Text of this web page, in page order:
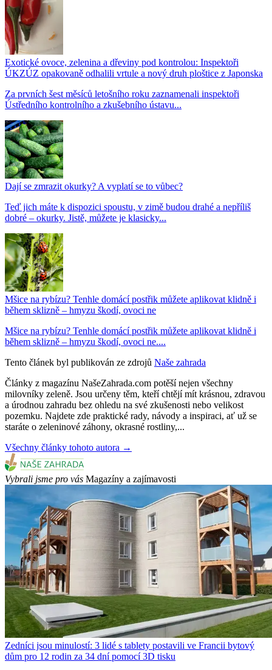
Exotické ovoce, zelenina a dřeviny pod kontrolou: Inspektoři
ÚKZÚZ opakovaně odhalili vrtule a nový druh ploštice z Japonska
Za prvních šest měsíců letošního roku zaznamenali inspektoři
Ústředního kontrolního a zkušebního ústavu...
Dají se zmrazit okurky? A vyplatí se to vůbec?
Teď jich máte k dispozici spoustu, v zimě budou drahé a nepříliš
dobré – okurky. Jistě, můžete je klasicky...
Mšice na rybízu? Tenhle domácí postřik můžete aplikovat klidně i
během sklizně – hmyzu škodí, ovoci ne
Mšice na rybízu? Tenhle domácí postřik můžete aplikovat klidně i
během sklizně – hmyzu škodí, ovoci ne....
Tento článek byl publikován ze zdrojů Naše zahrada
Články z magazínu NašeZahrada.com potěší nejen všechny
milovníky zeleně. Jsou určeny těm, kteří chtějí mít krásnou, zdravou
a úrodnou zahradu bez ohledu na své zkušenosti nebo velikost
pozemku. Najdete zde praktické rady, návody a inspiraci, ať už se
staráte o zeleninové záhony, okrasné rostliny,...
Všechny články tohoto autora →
Vybrali jsme pro vás Magazíny a zajímavosti
Zedníci jsou minulostí: 3 lidé s tablety postavili ve Francii bytový
dům pro 12 rodin za 34 dní pomocí 3D tisku